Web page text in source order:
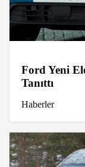
Ford Yeni
Tanıttı
Haberler